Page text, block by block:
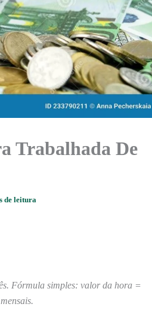
Trabalhada De
de leitura
Fórmula simples: valor da hora =